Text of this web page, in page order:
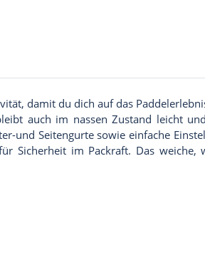
damit du dich auf das
auch im nassen Zustand leicht
und Seitengurte sowie einfache
Sicherheit im Packraft. Das weiche,